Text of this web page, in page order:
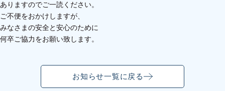
ありますのでご一読ください。
ご不便をおかけしますが、
みなさまの安全と安心のために
何卒ご協力をお願い致します。
お知らせ一覧に戻る